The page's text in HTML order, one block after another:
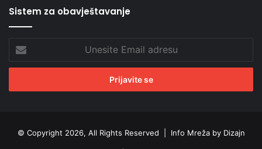
Sistem za obavještavanje
Email
adresu
© Copyright 2026, All Rights Reserved | Info Mreža by Dizajn